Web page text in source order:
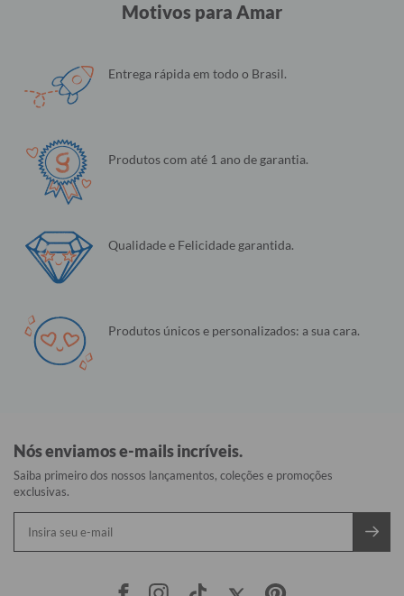
Motivos para Amar
Entrega rápida em todo o Brasil.
Produtos com até 1 ano de garantia.
Qualidade e Felicidade garantida.
Produtos únicos e personalizados: a sua cara.
Nós enviamos e-mails incríveis.
Saiba primeiro dos nossos lançamentos, coleções e promoções
exclusivas.